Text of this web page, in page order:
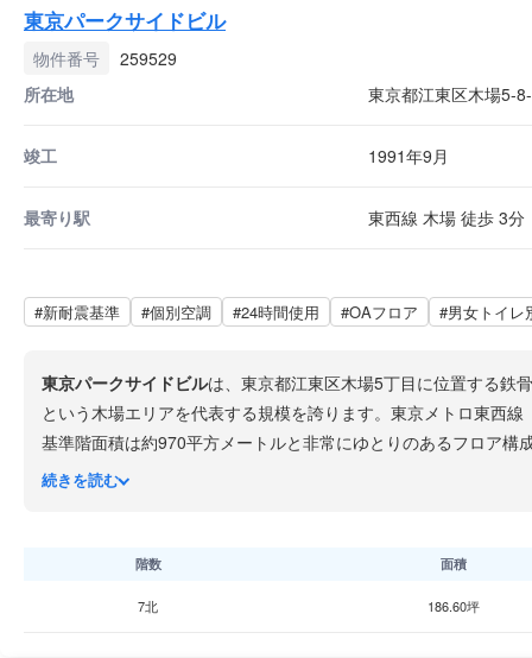
東京パークサイドビル
物件番号
259529
所在地
東京都江東区木場5-
竣工 1991年9月
最寄り駅 東西線 木場 徒歩 3分
#新耐震基準 #個別空調 #24時間使用 #OAフロア #男女トイレ
東京パークサイドビルは、東京都江東区木場5丁目に位置する鉄
という木場エリアを代表する規模を誇ります。東京メトロ東西
基準階面積は約970平方メートルと非常にゆとりのあるフロア
木場エリアは東京メトロ東西線を軸としたオフィス集積地であ
続きを読む
階数 面積
7北 186.60坪